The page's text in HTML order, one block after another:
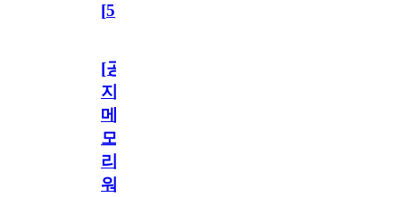
[5]
[공
지]
메
모
리
워